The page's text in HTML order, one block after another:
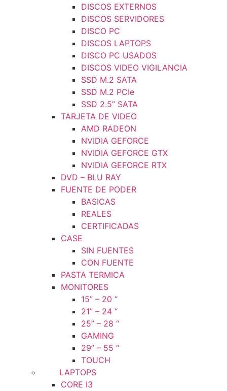
DISCOS EXTERNOS
DISCOS SERVIDORES
DISCO PC
DISCOS LAPTOPS
DISCO PC USADOS
DISCOS VIDEO VIGILANCIA
SSD M.2 SATA
SSD M.2 PCIe
SSD 2.5” SATA
TARJETA DE VIDEO
AMD RADEON
NVIDIA GEFORCE
NVIDIA GEFORCE GTX
NVIDIA GEFORCE RTX
DVD – BLU RAY
FUENTE DE PODER
BASICAS
REALES
CERTIFICADAS
CASE
SIN FUENTES
CON FUENTE
PASTA TERMICA
MONITORES
15” – 20 “
21” – 24 “
25” – 28 “
GAMING
29” – 55 “
TOUCH
LAPTOPS
CORE I3